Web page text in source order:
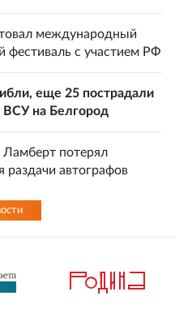
международный
фестиваль с участием РФ
еще 25 пострадали
ВСУ на Белгород
потерял
раздачи автографов